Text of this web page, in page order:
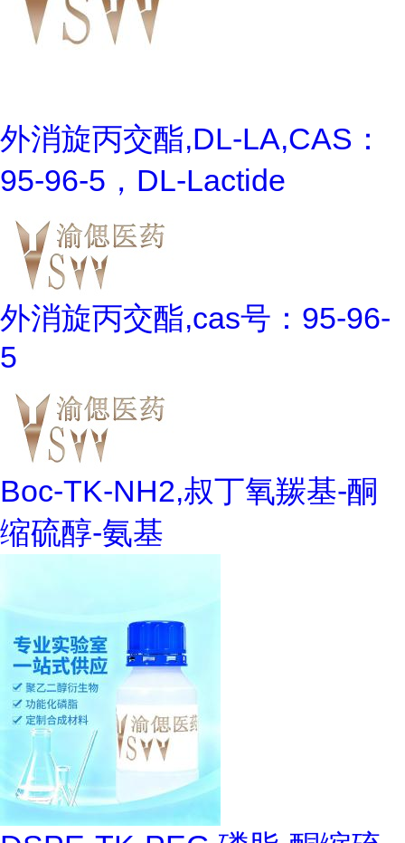
外消旋丙交酯,DL-LA,CAS：
95-96-5，DL-Lactide
外消旋丙交酯,cas号：95-96-
5
Boc-TK-NH2,叔丁氧羰基-酮
缩硫醇-氨基